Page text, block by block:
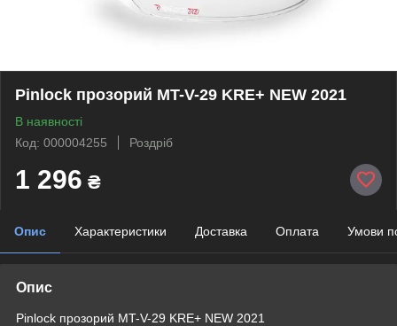
Pinlock прозорий MT-V-29 KRE+ NEW 2021
В наявності
Код: 000004255
Роздріб
1 296 ₴
Опис Характеристики Доставка Оплата Умови
Опис
Pinlock прозорий MT-V-29 KRE+ NEW 2021